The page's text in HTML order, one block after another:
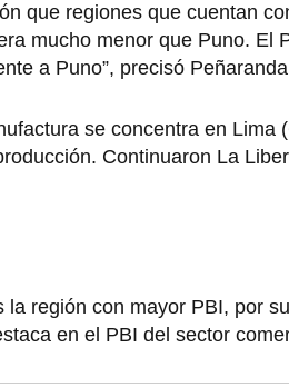
que regiones que cuentan
mucho menor que Puno. El
a Puno”, precisó
se concentra en Lima
Continuaron La
la región con mayor PBI, por
en el PBI del sector